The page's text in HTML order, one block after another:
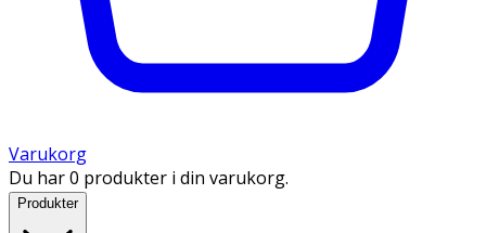
Varukorg
Du har 0 produkter i din varukorg.
Produkter